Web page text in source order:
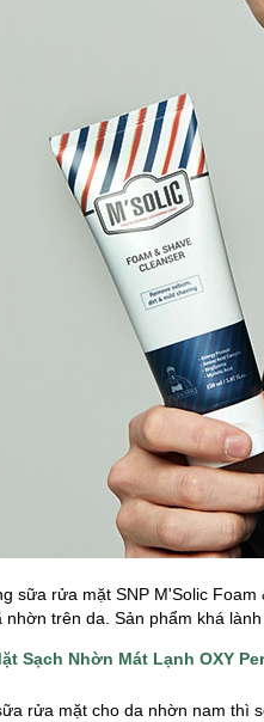
sữa rửa mặt SNP M'Solic
nhờn trên da. Sản phẩm khá
Sạch Nhờn Mát Lạnh OXY
rửa mặt cho da nhờn nam thì